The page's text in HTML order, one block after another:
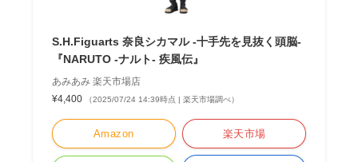
S.H.Figuarts 奈良シカマル -十手先を見抜く頭脳-
『NARUTO -ナルト- 疾風伝』
あみあみ 楽天市場店
¥4,400
（2025/07/24 14:39時点 | 楽天市場調べ）
Amazon 楽天市場